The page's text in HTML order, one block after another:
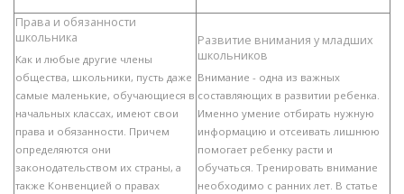
Права и обязанности
школьника
Как и любые другие члены
общества, школьники, пусть даже
самые маленькие, обучающиеся в
начальных классах, имеют свои
права и обязанности. Причем
определяются они
законодательством их страны, а
также Конвенцией о правах
Развитие внимания у младших
школьников
Внимание - одна из важных
составляющих в развитии ребенка.
Именно умение отбирать нужную
информацию и отсеивать лишнюю
помогает ребенку расти и
обучаться. Тренировать внимание
необходимо с ранних лет. В статье